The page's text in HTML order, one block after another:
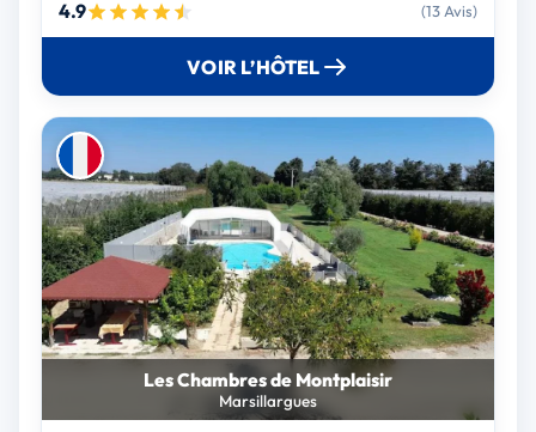
4.9 (13 Avis)
VOIR L’HÔTEL
Les Chambres de Montplaisir
Marsillargues